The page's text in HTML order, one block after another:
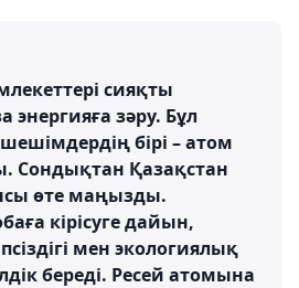
сияқты
энергияға зәру. Бұл
бірі – атом
Сондықтан Қазақстан
өте маңызды.
кірісуге дайын,
мен экологиялық
береді. Ресей атомына